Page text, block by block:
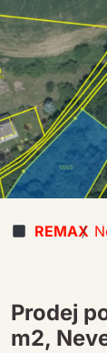
REMAX
Prodej
m2,